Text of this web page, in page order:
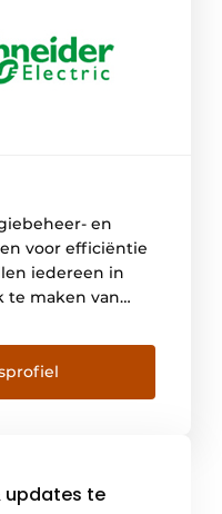
en
voor efficiëntie
iedereen in
te maken van
updates te